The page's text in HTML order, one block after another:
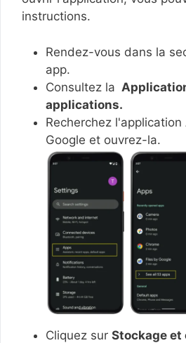
instructions.
Rendez-vous dans la
app.
Consultez la
applications.
Recherchez
Google et ouvrez-la.
Cliquez sur Stockage